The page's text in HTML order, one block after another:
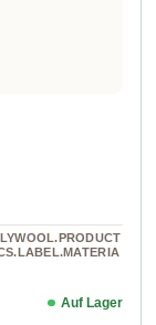
Auf Lager